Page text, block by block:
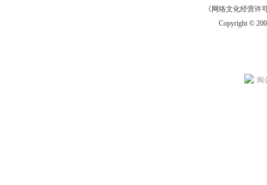
《网络文化经营许
Copyright ©
闽